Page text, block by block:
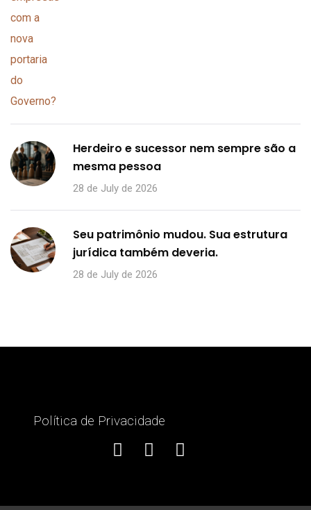
Herdeiro e sucessor nem sempre são a
mesma pessoa
28 de July de 2026
Seu patrimônio mudou. Sua estrutura
jurídica também deveria.
28 de July de 2026
Política de Privacidade